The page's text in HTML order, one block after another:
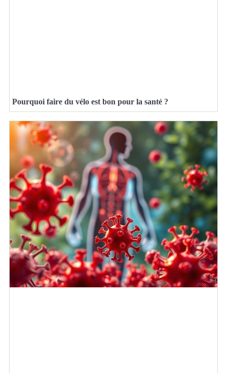
Pourquoi faire du vélo est bon pour la santé ?